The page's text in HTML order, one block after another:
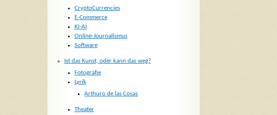
CryptoCurrencies
E-Commerce
KI-AI
Online-Journalismus
Software
Ist das Kunst, oder kann das weg?
Fotografie
Lyrik
Arthuro de las Cosas
Theater